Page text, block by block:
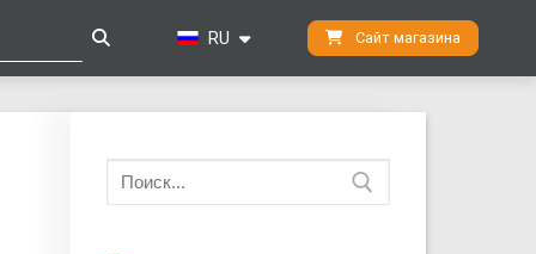
RU Сайт магазина
Искать: